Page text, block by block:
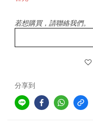
若想購買，請聯絡我們。
分享到